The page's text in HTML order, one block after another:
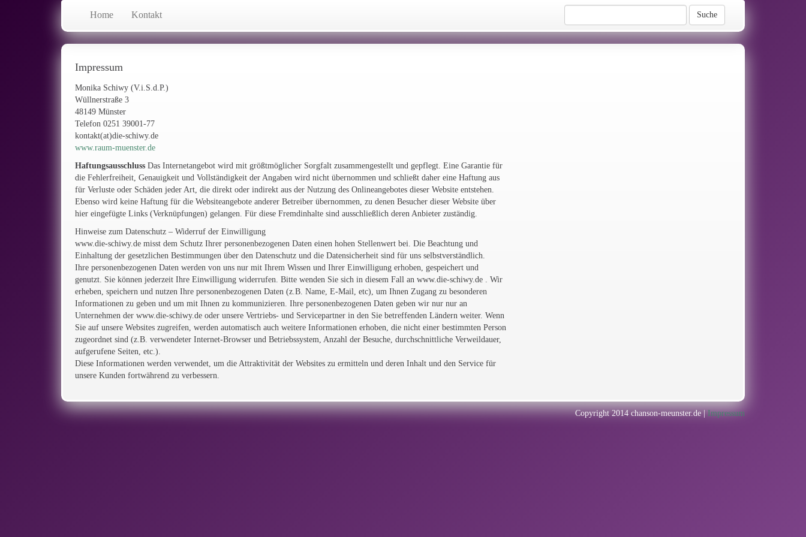
Home Kontakt Suche
Impressum
Monika Schiwy (V.i.S.d.P.)
Wüllnerstraße 3
48149 Münster
Telefon 0251 39001-77
kontakt(at)die-schiwy.de
www.raum-muenster.de
Haftungsausschluss Das Internetangebot wird mit größtmöglicher Sorgfalt zusammengestellt und gepflegt. Eine Garantie für
die Fehlerfreiheit, Genauigkeit und Vollständigkeit der Angaben wird nicht übernommen und schließt daher eine Haftung aus
für Verluste oder Schäden jeder Art, die direkt oder indirekt aus der Nutzung des Onlineangebotes dieser Website entstehen.
Ebenso wird keine Haftung für die Websiteangebote anderer Betreiber übernommen, zu denen Besucher dieser Website über
hier eingefügte Links (Verknüpfungen) gelangen. Für diese Fremdinhalte sind ausschließlich deren Anbieter zuständig.
Hinweise zum Datenschutz – Widerruf der Einwilligung
www.die-schiwy.de misst dem Schutz Ihrer personenbezogenen Daten einen hohen Stellenwert bei. Die Beachtung und
Einhaltung der gesetzlichen Bestimmungen über den Datenschutz und die Datensicherheit sind für uns selbstverständlich.
Ihre personenbezogenen Daten werden von uns nur mit Ihrem Wissen und Ihrer Einwilligung erhoben, gespeichert und
genutzt. Sie können jederzeit Ihre Einwilligung widerrufen. Bitte wenden Sie sich in diesem Fall an www.die-schiwy.de . Wir
erheben, speichern und nutzen Ihre personenbezogenen Daten (z.B. Name, E-Mail, etc), um Ihnen Zugang zu besonderen
Informationen zu geben und um mit Ihnen zu kommunizieren. Ihre personenbezogenen Daten geben wir nur nur an
Unternehmen der www.die-schiwy.de oder unsere Vertriebs- und Servicepartner in den Sie betreffenden Ländern weiter. Wenn
Sie auf unsere Websites zugreifen, werden automatisch auch weitere Informationen erhoben, die nicht einer bestimmten Person
zugeordnet sind (z.B. verwendeter Internet-Browser und Betriebssystem, Anzahl der Besuche, durchschnittliche Verweildauer,
aufgerufene Seiten, etc.).
Diese Informationen werden verwendet, um die Attraktivität der Websites zu ermitteln und deren Inhalt und den Service für
unsere Kunden fortwährend zu verbessern.
Copyright 2014 chanson-meunster.de |Impressum